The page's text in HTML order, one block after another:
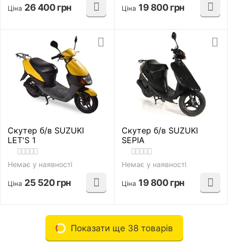
Ціна 26 400 грн Ціна 19 800 грн
Скутер б/в SUZUKI
LET'S 1
Немає у наявності
Ціна 25 520 грн
Скутер б/в SUZUKI
SEPIA
Немає у наявності
Ціна 19 800 грн
Показати ще 38 товарів